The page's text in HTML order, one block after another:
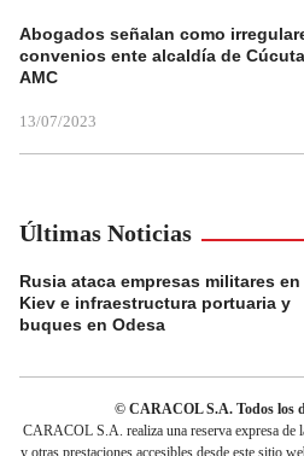
Abogados señalan como
convenios ente alcaldía de
AMC
13/07/2023
Últimas Noticias
Rusia ataca empresas militares en
Kiev e infraestructura portuaria y
buques en Odesa
© CARACOL S.A. Todos los
CARACOL S.A. realiza una reserva expresa de
y otras prestaciones accesibles desde este sitio